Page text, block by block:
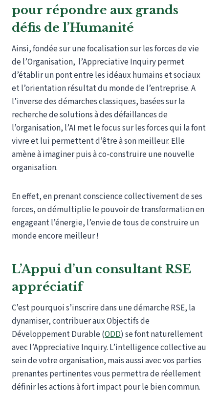
pour répondre aux grands
défis de l’Humanité
Ainsi, fondée sur une focalisation sur les forces de vie
de l’Organisation, l’Appreciative Inquiry permet
d’établir un pont entre les idéaux humains et sociaux
et l’orientation résultat du monde de l’entreprise. A
l’inverse des démarches classiques, basées sur la
recherche de solutions à des défaillances de
l’organisation, l’AI met le focus sur les forces qui la font
vivre et lui permettent d’être à son meilleur. Elle
amène à imaginer puis à co-construire une nouvelle
organisation.
En effet, en prenant conscience collectivement de ses
forces, on démultiplie le pouvoir de transformation en
engageant l’énergie, l’envie de tous de construire un
monde encore meilleur !
L’Appui d’un consultant RSE
appréciatif
C’est pourquoi s’inscrire dans une démarche RSE, la
dynamiser, contribuer aux Objectifs de
Développement Durable (ODD) se font naturellement
avec l’Appreciative Inquiry. L’intelligence collective au
sein de votre organisation, mais aussi avec vos parties
prenantes pertinentes vous permettra de réellement
définir les actions à fort impact pour le bien commun.